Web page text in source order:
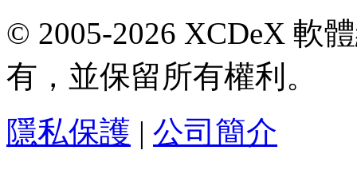
© 2005-2026 XCDeX 軟
有，並保留所有權利。
隱私保護 | 公司簡介